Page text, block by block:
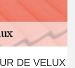
DE VELUX